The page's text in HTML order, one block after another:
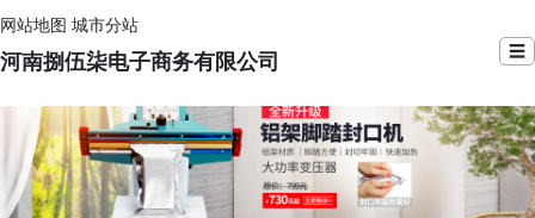
网站地图 城市分站
河南捌伍柒电子商务有限公司 ☰